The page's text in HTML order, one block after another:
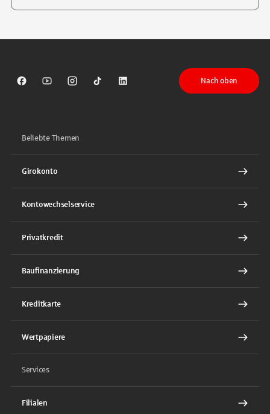
Sparkasse auf Facebook
Sparkasse auf Youtube
Sparkasse auf Instagram
Sparkasse auf TikTok
Sparkasse auf LinkedIn
Nach oben
Beliebte Themen
Girokonto
Kontowechselservice
Privatkredit
Baufinanzierung
Kreditkarte
Wertpapiere
Services
Filialen